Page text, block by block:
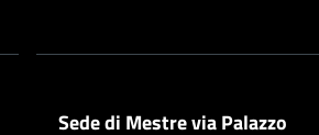
Sede di Mestre via Palazzo